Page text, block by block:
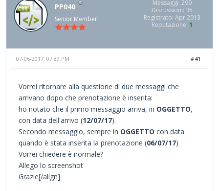
PP040
Senior Member
Messaggi: 299
Discussioni: 35
Registrato: Apr 2013
Reputazione: 1
#41
07-06-2017, 07:39 PM
Vorrei ritornare alla questione di due messaggi che
arrivano dopo che prenotazione è inserita:
ho notato che il primo messaggio arriva, in OGGETTO,
con data dell'arrivo (12/07/17).
Secondo messaggio, sempre in OGGETTO con data
quando è stata inserita la prenotazione (06/07/17)
Vorrei chiedere è normale?
Allego lo screenshot
Grazie[/align]